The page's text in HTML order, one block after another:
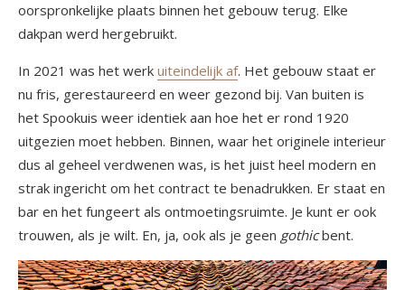
oorspronkelijke plaats binnen het gebouw terug. Elke
dakpan werd hergebruikt.
In 2021 was het werk uiteindelijk af. Het gebouw staat er
nu fris, gerestaureerd en weer gezond bij. Van buiten is
het Spookuis weer identiek aan hoe het er rond 1920
uitgezien moet hebben. Binnen, waar het originele interieur
dus al geheel verdwenen was, is het juist heel modern en
strak ingericht om het contract te benadrukken. Er staat en
bar en het fungeert als ontmoetingsruimte. Je kunt er ook
trouwen, als je wilt. En, ja, ook als je geen gothicbent.